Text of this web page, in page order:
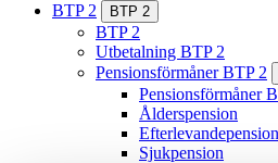
BTP 2
BTP 2
BTP 2
Utbetalning BTP 2
Pensionsförmåner BTP 2
Pensionsförmåner
Ålderspension
Efterlevandepension
Sjukpension